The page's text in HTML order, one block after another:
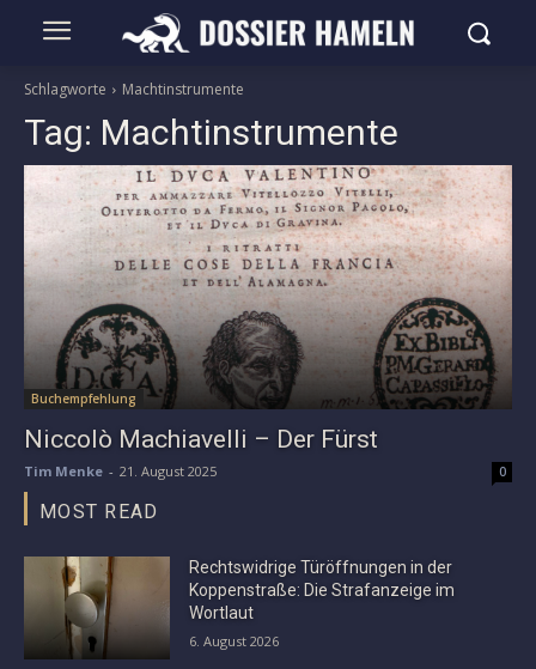
Schlagworte Machtinstrumente
Tag: Machtinstrumente
Buchempfehlung
Niccolò Machiavelli – Der Fürst
Tim Menke - 21. August 2025 0
MOST READ
Rechtswidrige Türöffnungen in der
Koppenstraße: Die Strafanzeige im
Wortlaut
6. August 2026